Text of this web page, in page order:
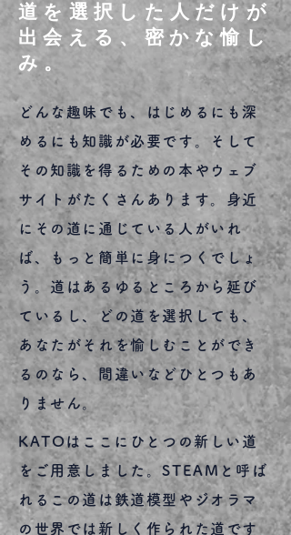
道を選択した人だけが
出会える、密かな愉し
み。
どんな趣味でも、はじめるにも深
めるにも知識が必要です。そして
その知識を得るための本やウェブ
サイトがたくさんあります。身近
にその道に通じている人がいれ
ば、もっと簡単に身につくでしょ
う。道はあるゆるところから延び
ているし、どの道を選択しても、
あなたがそれを愉しむことができ
るのなら、間違いなどひとつもあ
りません。
KATOはここにひとつの新しい道
をご用意しました。STEAMと呼ば
れるこの道は鉄道模型やジオラマ
の世界では新しく作られた道です